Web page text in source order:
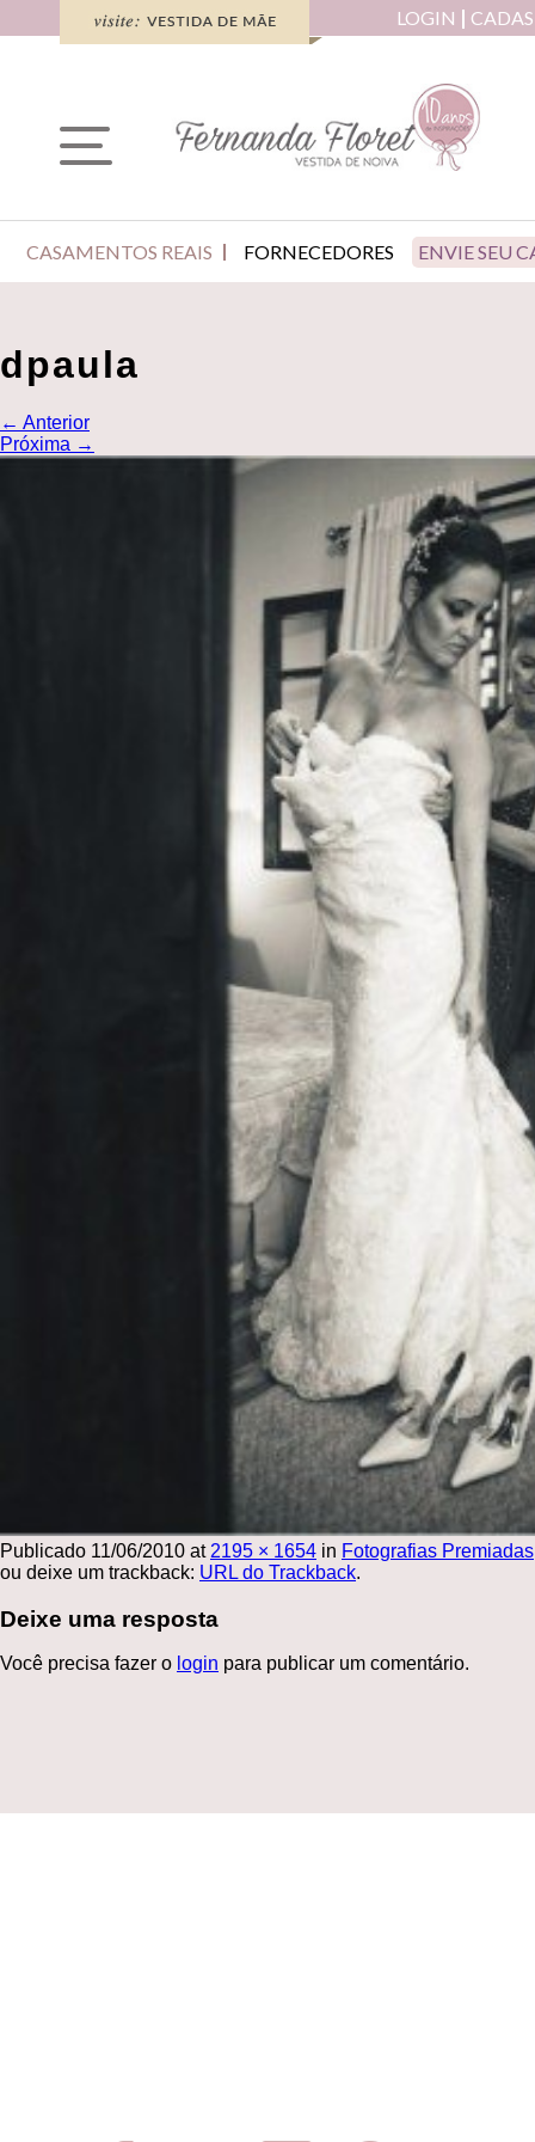
LOGIN
CASAMENTOS REAIS FORNECEDORES ENVIE SEU
dpaula
← Anterior
Próxima →
Publicado 11/06/2010 at 2195 × 1654 in Fotografias Premiadas
ou deixe um trackback: URL do Trackback.
Deixe uma resposta
Você precisa fazer o login para publicar um comentário.